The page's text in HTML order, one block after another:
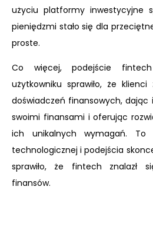
użyciu platformy inwestycyjne
pieniędzmi stało się dla
proste.
Co więcej, podejście
użytkowniku sprawiło, że
doświadczeń finansowych, dając
swoimi finansami i oferując
ich unikalnych wymagań. To
technologicznej i podejścia
sprawiło, że fintech znalazł
finansów.